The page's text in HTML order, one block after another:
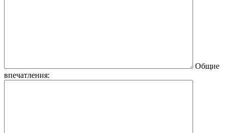
Общие
впечатления: